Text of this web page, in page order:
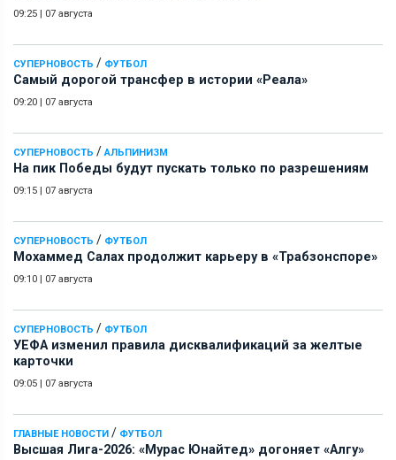
09:25 | 07 августа
СУПЕРНОВОСТЬ / ФУТБОЛ
Самый дорогой трансфер в истории «Реала»
09:20 | 07 августа
СУПЕРНОВОСТЬ / АЛЬПИНИЗМ
На пик Победы будут пускать только по разрешениям
09:15 | 07 августа
СУПЕРНОВОСТЬ / ФУТБОЛ
Мохаммед Салах продолжит карьеру в «Трабзонспоре»
09:10 | 07 августа
СУПЕРНОВОСТЬ / ФУТБОЛ
УЕФА изменил правила дисквалификаций за желтые
карточки
09:05 | 07 августа
ГЛАВНЫЕ НОВОСТИ / ФУТБОЛ
Высшая Лига-2026: «Мурас Юнайтед» догоняет «Алгу»